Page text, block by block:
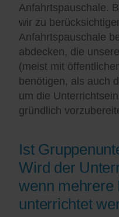
Anfahrtspauschale.
wir zu
Anfahrtspauschale
abdecken, die
(meist mit
benötigen, als auch
um die
gründlich
Ist
Wird der
wenn mehrere
unterrichtet